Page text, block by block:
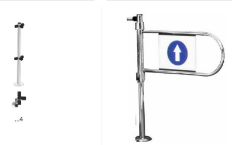
zmienić ustawienia cookies lub zaakceptować je
funkcjonowania strony internetowej i umożliwiają Ci
nas usług.
Ciebie działania w celu m.in. dostosowania Twoich
czy wypełniania formularzy. Dzięki plikom cookies strona,